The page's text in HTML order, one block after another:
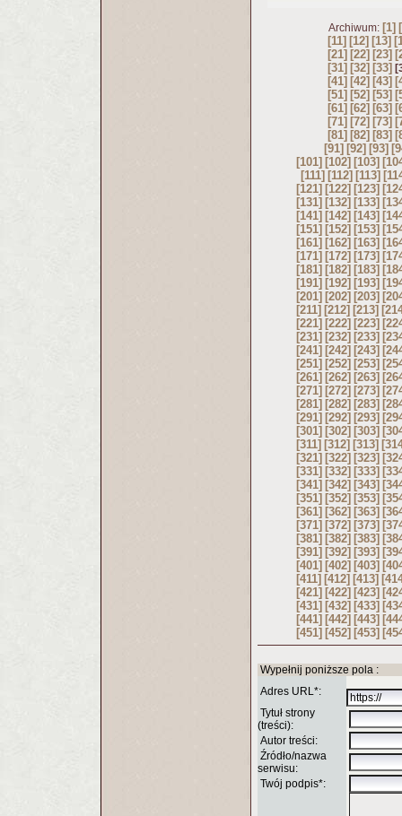
Archiwum: [1]
[11] [12] [13]
[21] [22] [23]
[31] [32] [33]
[41] [42] [43]
[51] [52] [53]
[61] [62] [63]
[71] [72] [73]
[81] [82] [83]
[91] [92] [93]
[101] [102] [103]
[111] [112] [113]
[121] [122] [123]
[131] [132] [133]
[141] [142] [143]
[151] [152] [153]
[161] [162] [163]
[171] [172] [173]
[181] [182] [183]
[191] [192] [193]
[201] [202] [203]
[211] [212] [213]
[221] [222] [223]
[231] [232] [233]
[241] [242] [243]
[251] [252] [253]
[261] [262] [263]
[271] [272] [273]
[281] [282] [283]
[291] [292] [293]
[301] [302] [303]
[311] [312] [313]
[321] [322] [323]
[331] [332] [333]
[341] [342] [343]
[351] [352] [353]
[361] [362] [363]
[371] [372] [373]
[381] [382] [383]
[391] [392] [393]
[401] [402] [403]
[411] [412] [413]
[421] [422] [423]
[431] [432] [433]
[441] [442] [443]
[451] [452] [453]
Wypełnij poniższe pola :
Adres URL*:
Tytuł strony
(treści):
Autor treści:
Źródło/nazwa
serwisu:
Twój podpis*: